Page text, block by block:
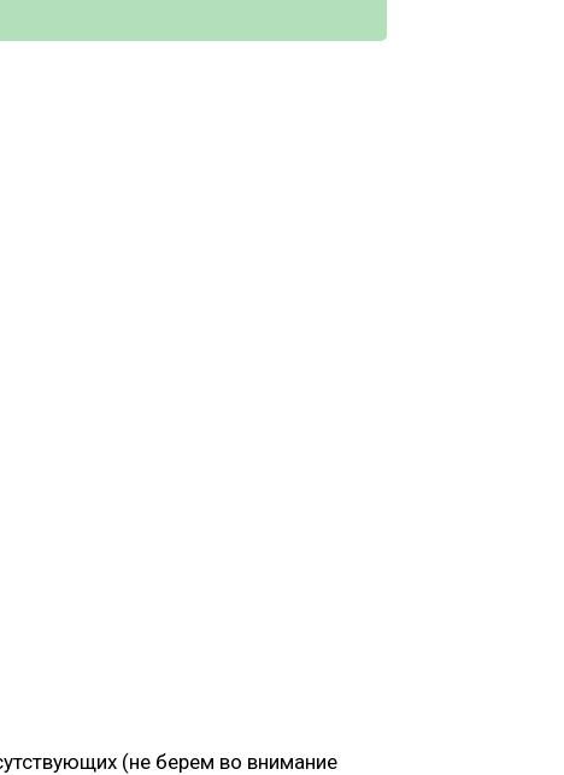
(не берем во внимание